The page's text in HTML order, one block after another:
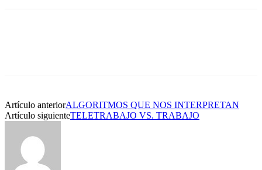
Artículo anteriorALGORITMOS QUE NOS INTERPRETAN
Artículo siguienteTELETRABAJO VS. TRABAJO